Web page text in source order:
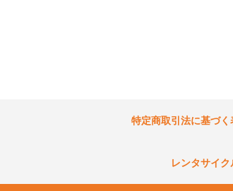
特定商取引法に基づく
レンタサイク